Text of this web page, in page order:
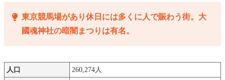
東京競馬場があり休日には多くに人で賑わう街。大
國魂神社の暗闇まつりは有名。
人口
260,274人